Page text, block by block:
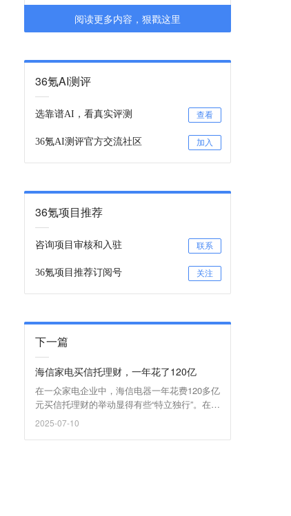
阅读更多内容，狠戳这里
36氪AI测评
选靠谱AI，看真实评测 查看
36氪AI测评官方交流社区 加入
36氪项目推荐
咨询项目审核和入驻 联系
36氪项目推荐订阅号 关注
下一篇
海信家电买信托理财，一年花了120亿
在一众家电企业中，海信电器一年花费120多亿
元买信托理财的举动显得有些“特立独行”。在这
背后，海信电器新上任的80后女掌门，正试图
2025-07-10